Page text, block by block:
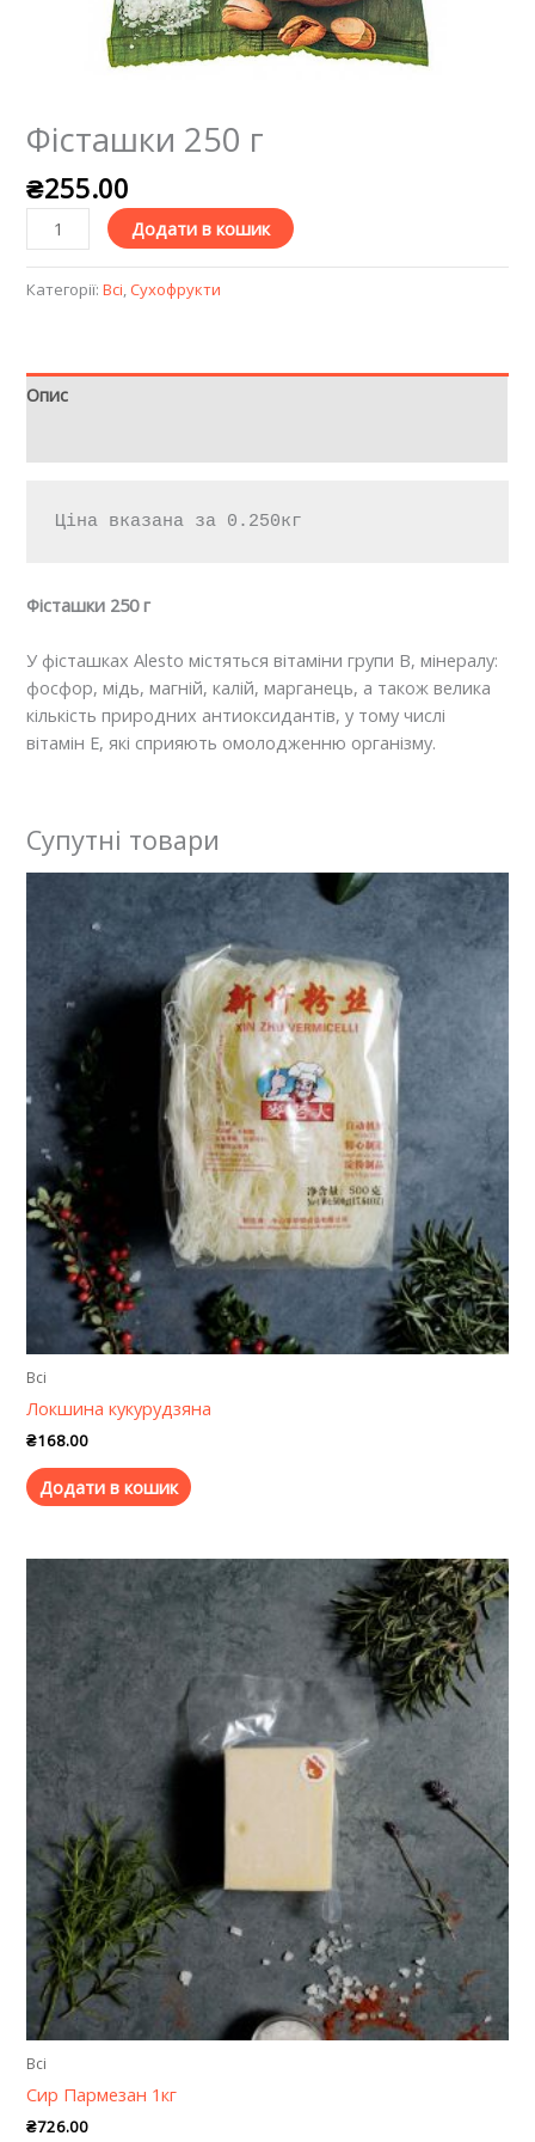
Фісташки 250 г
₴255.00
Додати в кошик
Категорії:Всі,Сухофрукти
Опис
Ціна вказана за 0.250кг
Фісташки 250 г
У фісташках Alesto містяться вітаміни групи В, мінералу:
фосфор, мідь, магній, калій, марганець, а також велика
кількість природних антиоксидантів, у тому числі
вітамін Е, які сприяють омолодженню організму.
Супутні товари
Всі
Локшина кукурудзяна
₴168.00
Додати в кошик
Всі
Сир Пармезан 1кг
₴726.00